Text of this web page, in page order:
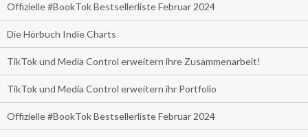
Offizielle #BookTok Bestsellerliste Februar 2024
Die Hörbuch Indie Charts
TikTok und Media Control erweitern ihre Zusammenarbeit!
TikTok und Media Control erweitern ihr Portfolio
Offizielle #BookTok Bestsellerliste Februar 2024